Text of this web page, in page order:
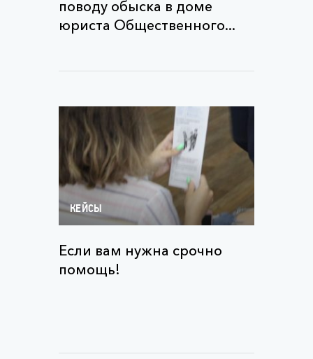
поводу обыска в доме
юриста Общественного...
КЕЙСЫ
Если вам нужна срочно
помощь!